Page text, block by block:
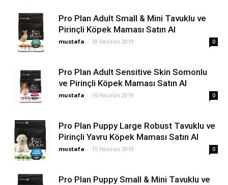
Pro Plan Adult Small & Mini Tavuklu ve
Pirinçli Köpek Maması Satın Al
mustafa - 18 Haziran 2019 0
Pro Plan Adult Sensitive Skin Somonlu
ve Pirinçli Köpek Maması Satın Al
mustafa - 16 Haziran 2019 0
Pro Plan Puppy Large Robust Tavuklu ve
Pirinçli Yavru Köpek Maması Satın Al
mustafa - 15 Haziran 2019 0
Pro Plan Puppy Small & Mini Tavuklu ve